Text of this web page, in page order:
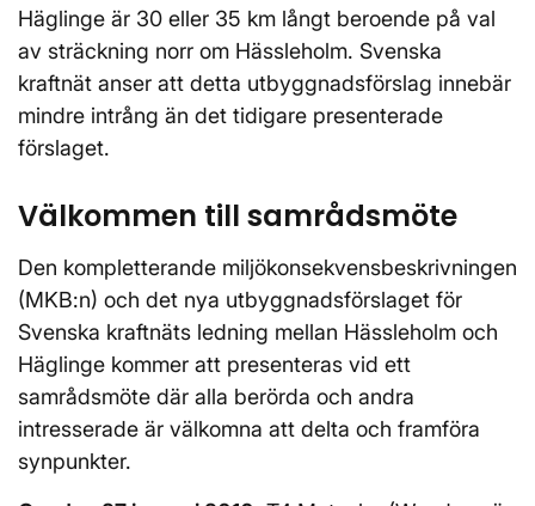
Häglinge är 30 eller 35 km långt beroende på val
av sträckning norr om Hässleholm. Svenska
kraftnät anser att detta utbyggnadsförslag innebär
mindre intrång än det tidigare presenterade
förslaget.
Välkommen till samrådsmöte
Den kompletterande miljökonsekvensbeskrivningen
(MKB:n) och det nya utbyggnadsförslaget för
Svenska kraftnäts ledning mellan Hässleholm och
Häglinge kommer att presenteras vid ett
samrådsmöte där alla berörda och andra
intresserade är välkomna att delta och framföra
synpunkter.